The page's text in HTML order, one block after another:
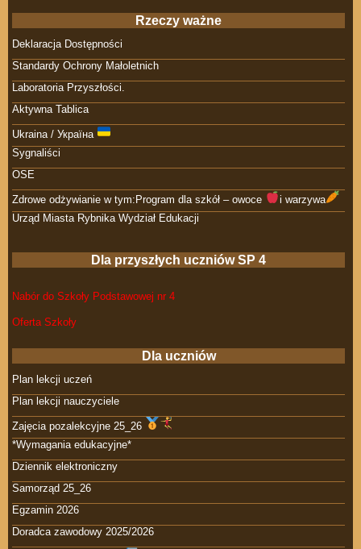
Rzeczy ważne
Deklaracja Dostępności
Standardy Ochrony Małoletnich
Laboratoria Przyszłości.
Aktywna Tablica
Ukraina / Україна
Sygnaliści
OSE
Zdrowe odżywianie w tym:Program dla szkół – owoce
i warzywa
Urząd Miasta Rybnika Wydział Edukacji
Dla przyszłych uczniów SP 4
Nabór do Szkoły Podstawowej nr 4
Oferta Szkoły
Dla uczniów
Plan lekcji uczeń
Plan lekcji nauczyciele
Zajęcia pozalekcyjne 25_26
*Wymagania edukacyjne*
Dziennik elektroniczny
Samorząd 25_26
Egzamin 2026
Doradca zawodowy 2025/2026